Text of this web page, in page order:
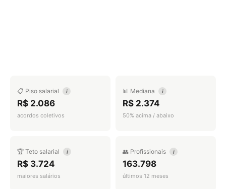
📋 Piso salarial i
R$ 2.086
acordos coletivos
📊 Mediana i
R$ 2.374
50% acima / abaixo
🏆 Teto salarial i
R$ 3.724
maiores salários
👥 Profissionais i
163.798
últimos 12 meses